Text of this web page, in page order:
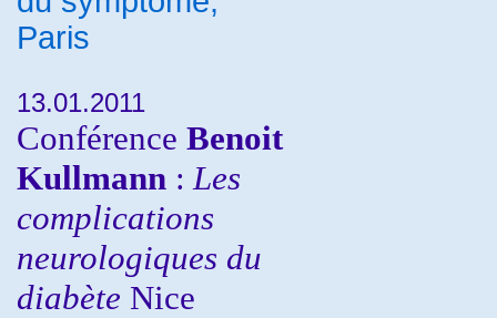
Paris
13.01.2011
Conférence Benoit
Kullmann : Les
complications
neurologiques du
diabète Nice